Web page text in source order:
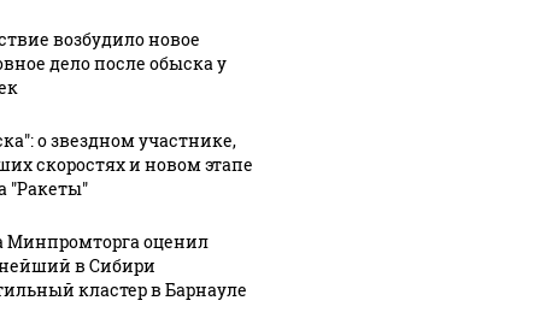
возбудило новое
дело после обыска у
о звездном участнике,
скоростях и новом этапе
"Ракеты"
Минпромторга оценил
в Сибири
кластер в Барнауле